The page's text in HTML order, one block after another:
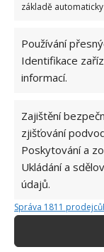
základě
Používání
Identifikace
informací.
Zajištění
zjišťování
Poskytování a
Ukládání a
údajů.
Správa 1811 prodejců
Fotografie: